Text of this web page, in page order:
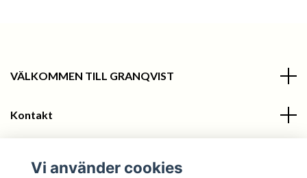
VÄLKOMMEN TILL GRANQVIST
Kontakt
Vi använder cookies